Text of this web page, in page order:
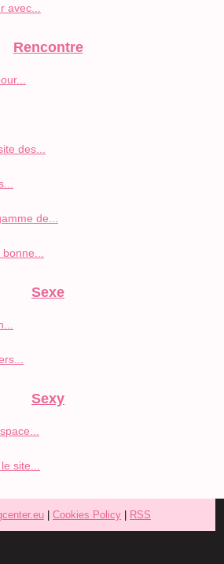
avec...
Rencontre
des...
de...
Sexe
Sexy
site...
| Cookies Policy | RSS